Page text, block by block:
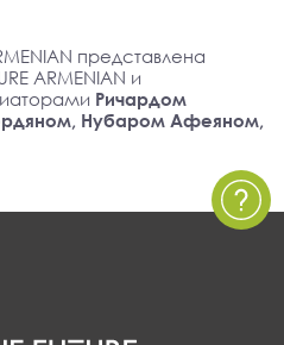
представлена
ARMENIAN и
Ричардом
Нубаром Афеяном,